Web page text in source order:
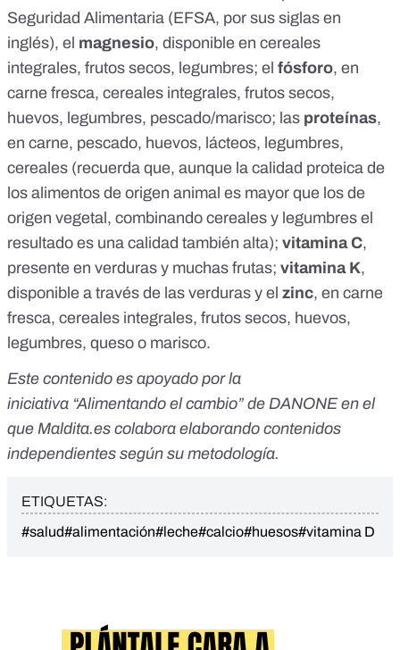
Seguridad Alimentaria (EFSA, por sus siglas en
inglés), el magnesio, disponible en cereales
integrales, frutos secos, legumbres; el fósforo, en
carne fresca, cereales integrales, frutos secos,
huevos, legumbres, pescado/marisco; las proteínas,
en carne, pescado, huevos, lácteos, legumbres,
cereales (recuerda que, aunque la calidad proteica de
los alimentos de origen animal es mayor que los de
origen vegetal, combinando cereales y legumbres el
resultado es una calidad también alta); vitamina C,
presente en verduras y muchas frutas; vitamina K,
disponible a través de las verduras y el zinc, en carne
fresca, cereales integrales, frutos secos, huevos,
legumbres, queso o marisco.
Este contenido es apoyado por la
iniciativa “Alimentando el cambio” de DANONE en el
que Maldita.es colabora elaborando contenidos
independientes según su metodología.
ETIQUETAS:
#salud#alimentación#leche#calcio#huesos#vitamina D